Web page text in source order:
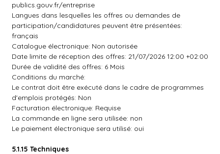
publics.gouv.fr/entreprise
Langues dans lesquelles les offres ou demandes de
participation/candidatures peuvent être présentées:
français
Catalogue électronique: Non autorisée
Date limite de réception des offres: 21/07/2026 12:00 +02:00
Durée de validité des offres: 6 Mois
Conditions du marché:
Le contrat doit être exécuté dans le cadre de programmes
d'emplois protégés: Non
Facturation électronique: Requise
La commande en ligne sera utilisée: non
Le paiement électronique sera utilisé: oui
5.1.15 Techniques